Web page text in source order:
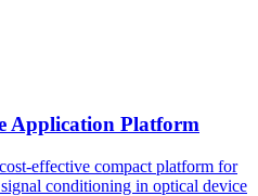
Application Platform
effective compact platform for
conditioning in optical device